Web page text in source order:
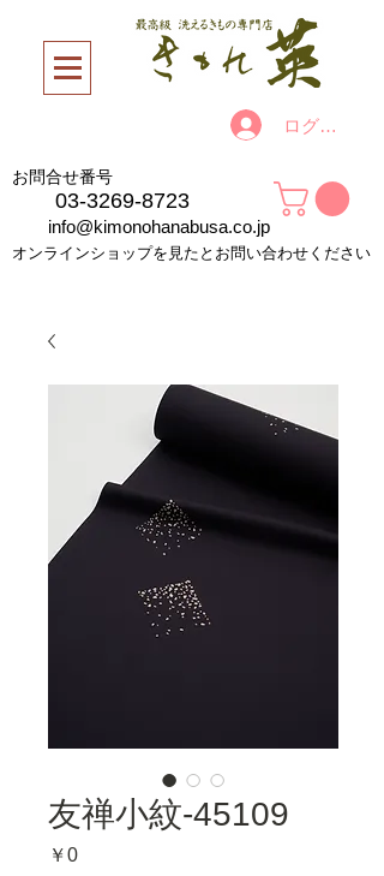
ログイン
お問合せ番号
03-3269-8723
info@kimonohanabusa.co.jp
オンラインショップを見たとお問い合わせください
友禅小紋-45109
￥0価